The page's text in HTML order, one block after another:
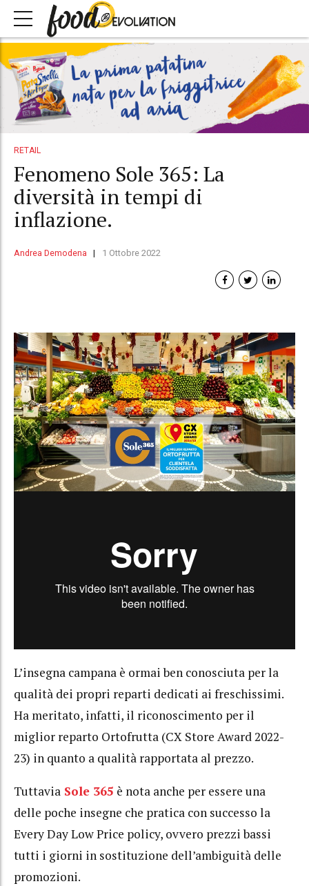
RETAIL
Fenomeno Sole 365: La
diversità in tempi di
inflazione.
Andrea Demodena 1 Ottobre 2022
L’insegna campana è ormai ben conosciuta per la
qualità dei propri reparti dedicati ai freschissimi.
Ha meritato, infatti, il riconoscimento per il
miglior reparto Ortofrutta (CX Store Award 2022-
23) in quanto a qualità rapportata al prezzo.
Tuttavia Sole 365 è nota anche per essere una
delle poche insegne che pratica con successo la
Every Day Low Price policy, ovvero prezzi bassi
tutti i giorni in sostituzione dell’ambiguità delle
promozioni.